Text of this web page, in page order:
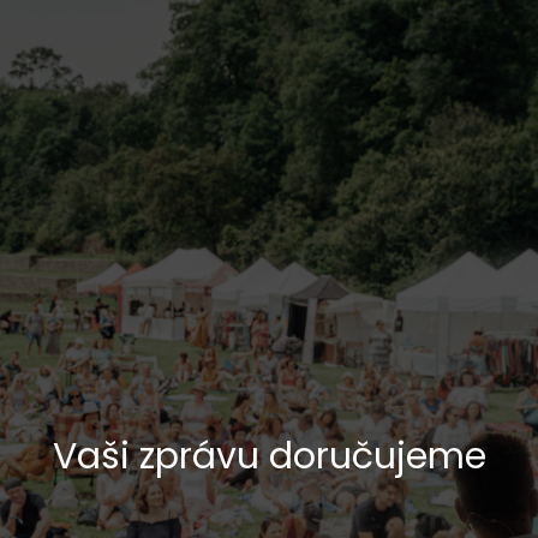
Vaši zprávu doručujeme